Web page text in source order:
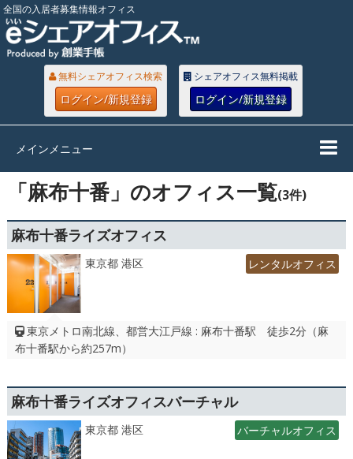
全国の入居者募集情報オフィス
無料シェアオフィス検索
ログイン/新規登録
シェアオフィス無料掲載
ログイン/新規登録
メインメニュー
「麻布十番」のオフィス一覧(3件)
麻布十番ライズオフィス
東京都 港区 レンタルオフィス
東京メトロ南北線、都営大江戸線 : 麻布十番駅 徒歩2分（麻
布十番駅から約257m）
麻布十番ライズオフィスバーチャル
東京都 港区 バーチャルオフィス